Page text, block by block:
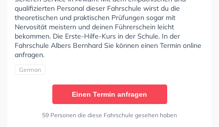
qualifizierten Personal dieser Fahrschule wirst du die
theoretischen und praktischen Prüfungen sogar mit
Nervosität meistern und deinen Führerschein leicht
bekommen. Die Erste-Hilfe-Kurs in der Schule. In der
Fahrschule Albers Bernhard Sie können einen Termin online
anfragen.
German
Einen Termin anfragen
59 Personen die diese Fahrschule gesehen haben